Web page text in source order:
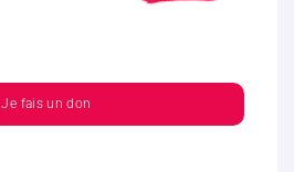
Je fais un don